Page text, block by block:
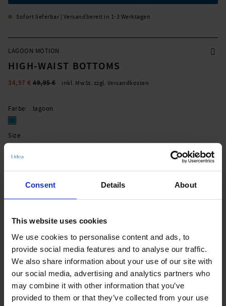
Consent Details About
This website uses cookies
We use cookies to personalise content and ads, to
provide social media features and to analyse our traffic.
We also share information about your use of our site with
our social media, advertising and analytics partners who
may combine it with other information that you’ve
provided to them or that they’ve collected from your use
Sofort lieferbar | Versandbereit in 1-3 Werktagen
LAGOON MOTION
HIGH-WAIST BOTTOMS
34,97 € 49,95 € inkl. MwSt. zzgl. Versandkosten
Farbe lagoon
Size
48
Produktdetails
Beschreibung:
- verstellbare Träger